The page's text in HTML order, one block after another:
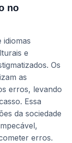
no
e
Os
as
erros, levando
Essa
da sociedade
erros.